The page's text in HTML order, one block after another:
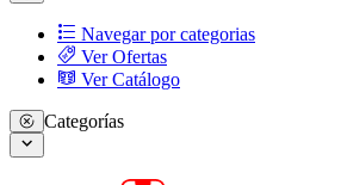
Navegar por categorias
Ver Ofertas
Ver Catálogo
Categorías